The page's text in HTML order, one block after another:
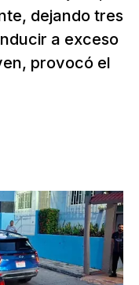
dejando tres
a exceso
provocó el